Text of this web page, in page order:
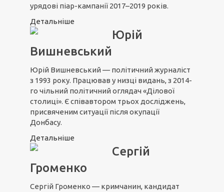
урядові піар-кампанії 2017–2019 років.
Детальніше
Юрій
Вишневський
Юрій Вишневський — політичний журналіст
з 1993 року. Працював у низці видань, з 2014-
го чільний політичний оглядач «Ділової
столиці». Є співавтором трьох досліджень,
присвяченим ситуації після окупації
Донбасу.
Детальніше
Сергій
Громенко
Сергій Громенко — кримчанин, кандидат